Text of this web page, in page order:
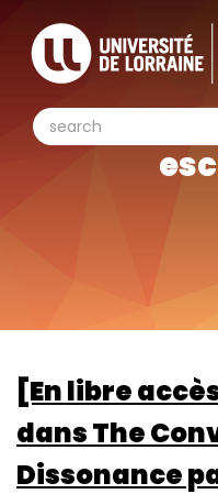
contenu
Search
search
[En libre
dans The
Dissonance